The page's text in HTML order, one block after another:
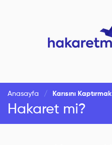
Anasayfa Karısını Kaptırmak
Hakaret mi?